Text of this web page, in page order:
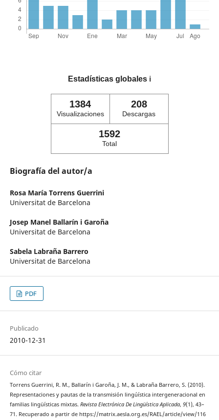
Estadísticas globales ℹ️
1384
Visualizaciones
208
Descargas
1592
Total
Biografía del autor/a
Rosa María Torrens Guerrini
Universitat de Barcelona
Josep Manel Ballarín i Garoña
Universitat de Barcelona
Sabela Labraña Barrero
Universitat de Barcelona
PDF
Publicado
2010-12-31
Cómo citar
Torrens Guerrini, R. M., Ballarín i Garoña, J. M., & Labraña Barrero, S. (2010).
Representaciones y pautas de la transmisión lingúística intergeneracional en
familias lingüísticas mixtas. Revista Electrónica De Lingüística Aplicada, 9(1), 43–
71. Recuperado a partir de https://matrix.aesla.org.es/RAEL/article/view/116